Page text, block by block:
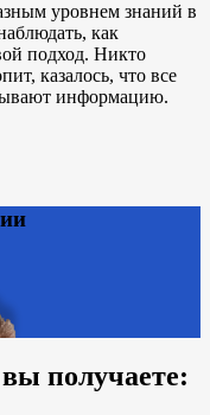
уровнем знаний в
как
подход. Никто
казалось, что все
информацию.
получаете: